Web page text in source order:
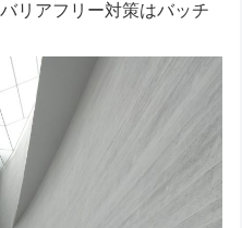
リアフリー対策はバッチ